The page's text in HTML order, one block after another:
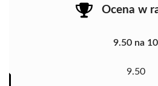
Ocena w
9.50 na 10
9.50